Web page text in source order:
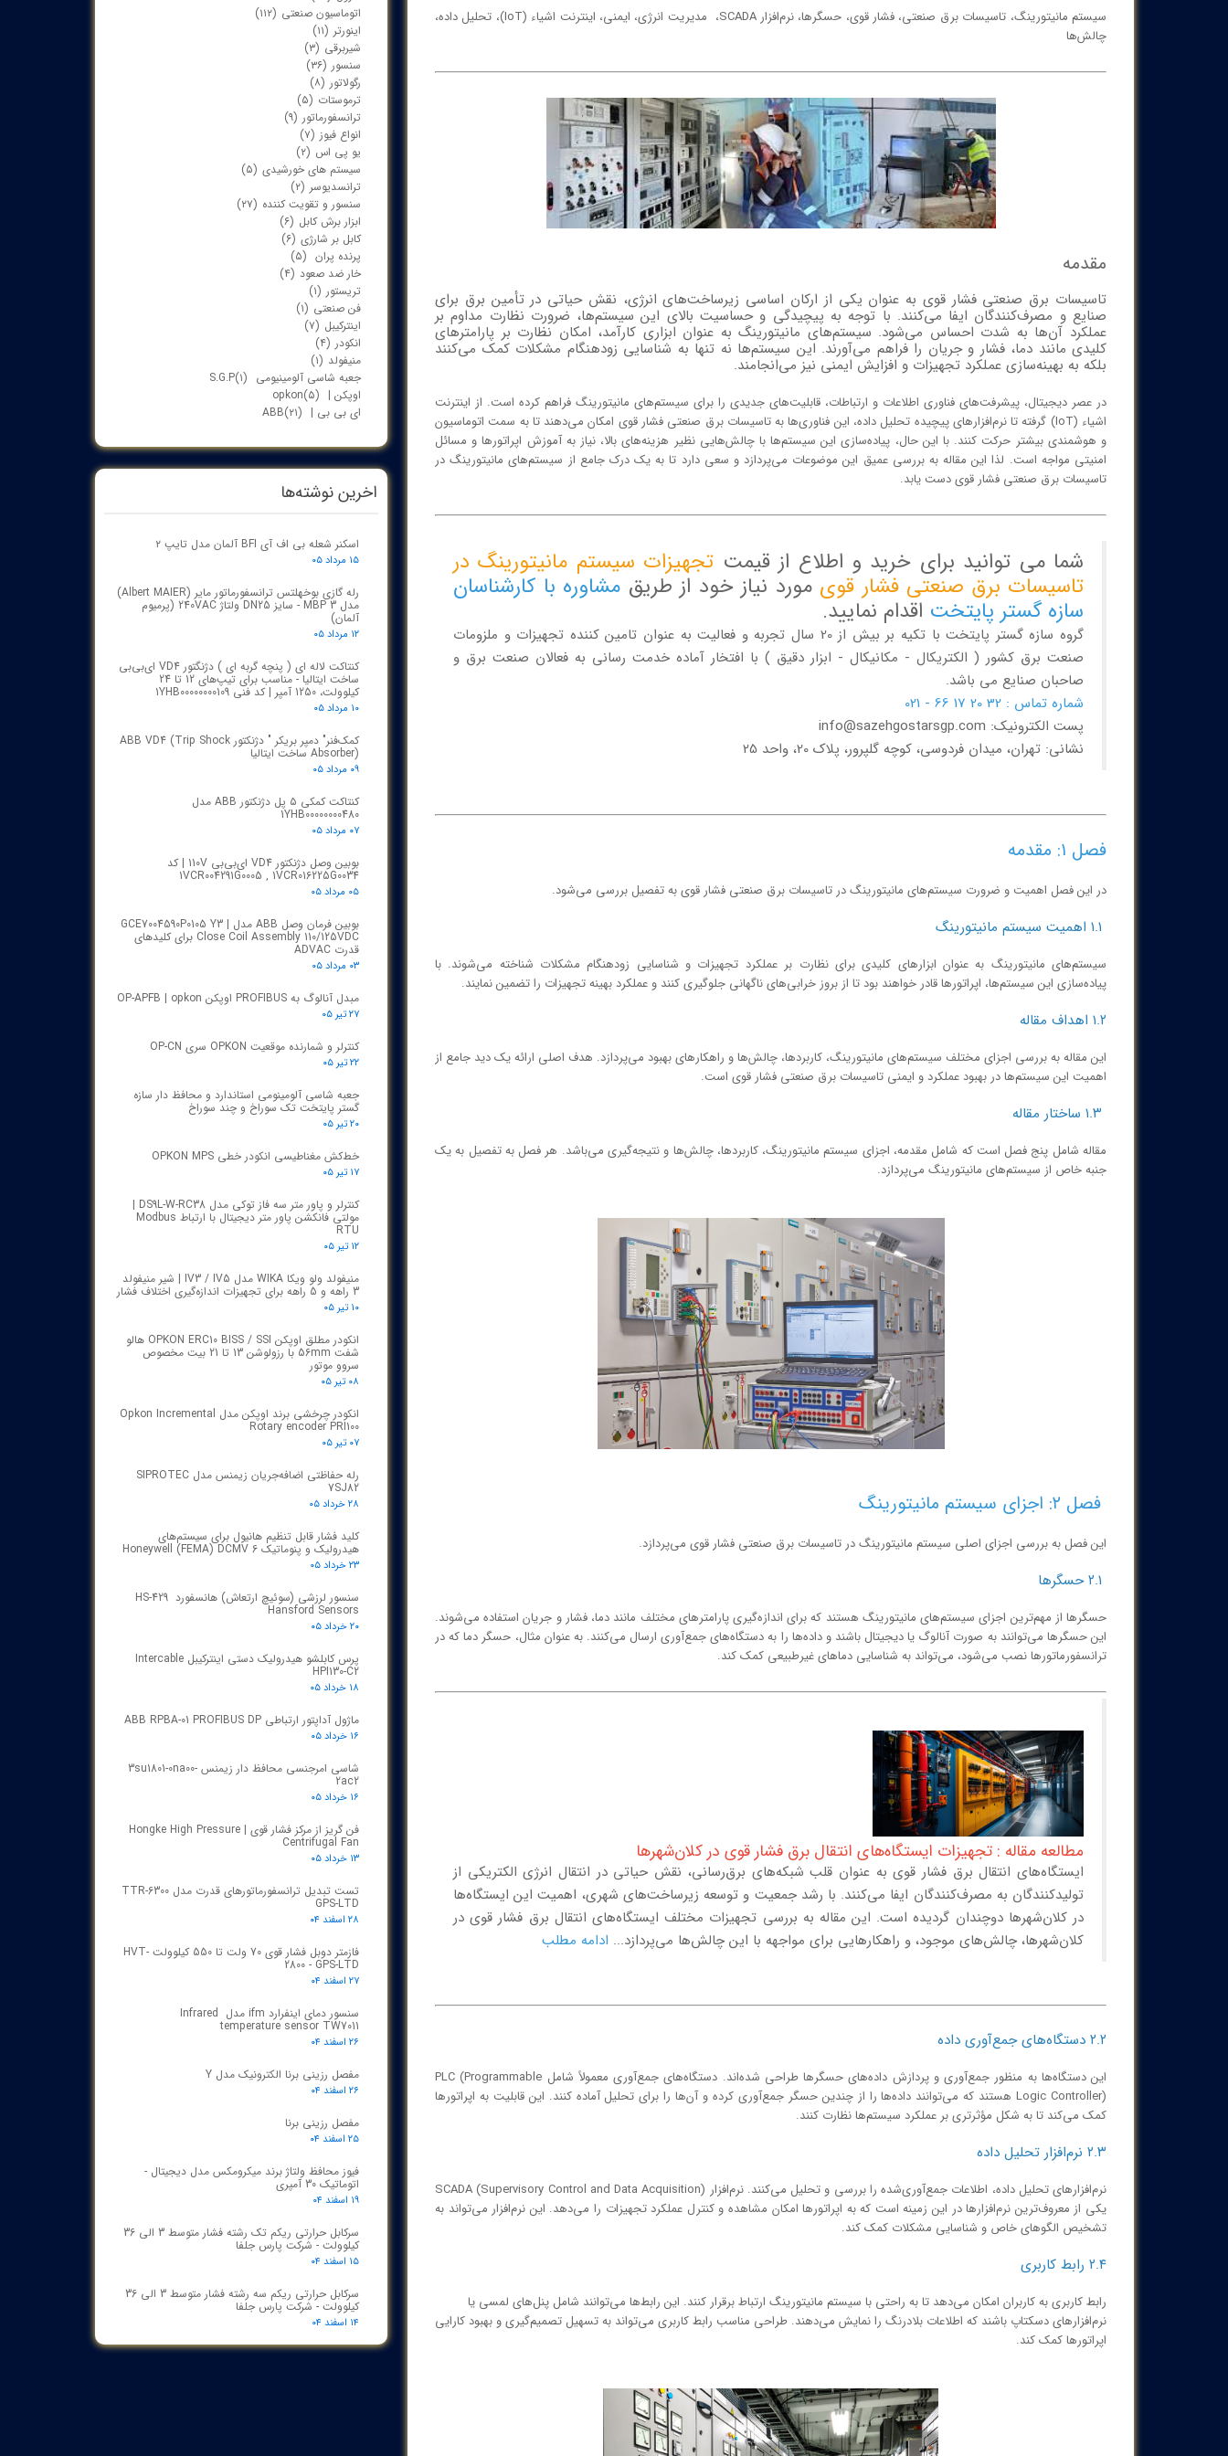
سیستم مانیتورینگ، تاسیسات برق صنعتی، فشار قوی، حسگرها، نرم‌افزار SCADA، مدیریت انرژی، ایمنی، اینترنت اشیاء (IoT)، تحلیل داده،
چالش‌ها
مقدمه
تاسیسات برق صنعتی فشار قوی به عنوان یکی از ارکان اساسی زیرساخت‌های انرژی، نقش حیاتی در تأمین برق برای
صنایع و مصرف‌کنندگان ایفا می‌کنند. با توجه به پیچیدگی و حساسیت بالای این سیستم‌ها، ضرورت نظارت مداوم بر
عملکرد آن‌ها به شدت احساس می‌شود. سیستم‌های مانیتورینگ به عنوان ابزاری کارآمد، امکان نظارت بر پارامترهای
کلیدی مانند دما، فشار و جریان را فراهم می‌آورند. این سیستم‌ها نه تنها به شناسایی زودهنگام مشکلات کمک می‌کنند
بلکه به بهینه‌سازی عملکرد تجهیزات و افزایش ایمنی نیز می‌انجامند.
در عصر دیجیتال، پیشرفت‌های فناوری اطلاعات و ارتباطات، قابلیت‌های جدیدی را برای سیستم‌های مانیتورینگ فراهم کرده است. از اینترنت
اشیاء (IoT) گرفته تا نرم‌افزارهای پیچیده تحلیل داده، این فناوری‌ها به تاسیسات برق صنعتی فشار قوی امکان می‌دهند تا به سمت اتوماسیون
و هوشمندی بیشتر حرکت کنند. با این حال، پیاده‌سازی این سیستم‌ها با چالش‌هایی نظیر هزینه‌های بالا، نیاز به آموزش اپراتورها و مسائل
امنیتی مواجه است. لذا این مقاله به بررسی عمیق این موضوعات می‌پردازد و سعی دارد تا به یک درک جامع از سیستم‌های مانیتورینگ در
تاسیسات برق صنعتی فشار قوی دست یابد.
شما می توانید برای خرید و اطلاع از قیمت تجهیزات سیستم مانیتورینگ در
تاسیسات برق صنعتی فشار قوی مورد نیاز خود از طریق مشاوره با کارشناسان
سازه گستر پایتخت اقدام نمایید.
گروه سازه گستر پایتخت با تکیه بر بیش از 20 سال تجربه و فعالیت به عنوان تامین کننده تجهیزات و ملزومات
صنعت برق کشور ( الکتریکال - مکانیکال - ابزار دقیق ) با افتخار آماده خدمت رسانی به فعالان صنعت برق و
صاحبان صنایع می باشد.
شماره تماس : 32 20 17 66 - 021
پست الکترونیک: info@sazehgostarsgp.com
نشانی: تهران، میدان فردوسی، کوچه گلپرور، پلاک 20، واحد 25
فصل ۱: مقدمه
در این فصل اهمیت و ضرورت سیستم‌های مانیتورینگ در تاسیسات برق صنعتی فشار قوی به تفصیل بررسی می‌شود.
سیستم‌های مانیتورینگ به عنوان ابزارهای کلیدی برای نظارت بر عملکرد تجهیزات و شناسایی زودهنگام مشکلات شناخته می‌شوند. با
پیاده‌سازی این سیستم‌ها، اپراتورها قادر خواهند بود تا از بروز خرابی‌های ناگهانی جلوگیری کنند و عملکرد بهینه تجهیزات را تضمین نمایند.
۱.۲ اهداف مقاله
این مقاله به بررسی اجزای مختلف سیستم‌های مانیتورینگ، کاربردها، چالش‌ها و راهکارهای بهبود می‌پردازد. هدف اصلی ارائه یک دید جامع از
اهمیت این سیستم‌ها در بهبود عملکرد و ایمنی تاسیسات برق صنعتی فشار قوی است.
مقاله شامل پنج فصل است که شامل مقدمه، اجزای سیستم مانیتورینگ، کاربردها، چالش‌ها و نتیجه‌گیری می‌باشد. هر فصل به تفصیل به یک
جنبه خاص از سیستم‌های مانیتورینگ می‌پردازد.
فصل ۲: اجزای سیستم مانیتورینگ
این فصل به بررسی اجزای اصلی سیستم مانیتورینگ در تاسیسات برق صنعتی فشار قوی می‌پردازد.
حسگرها از مهم‌ترین اجزای سیستم‌های مانیتورینگ هستند که برای اندازه‌گیری پارامترهای مختلف مانند دما، فشار و جریان استفاده می‌شوند.
این حسگرها می‌توانند به صورت آنالوگ یا دیجیتال باشند و داده‌ها را به دستگاه‌های جمع‌آوری ارسال می‌کنند. به عنوان مثال، حسگر دما که در
ترانسفورماتورها نصب می‌شود، می‌تواند به شناسایی دماهای غیرطبیعی کمک کند.
مطالعه مقاله : تجهیزات ایستگاه‌های انتقال برق فشار قوی در کلان‌شهرها
ایستگاه‌های انتقال برق فشار قوی به عنوان قلب شبکه‌های برق‌رسانی، نقش حیاتی در انتقال انرژی الکتریکی از
تولیدکنندگان به مصرف‌کنندگان ایفا می‌کنند. با رشد جمعیت و توسعه زیرساخت‌های شهری، اهمیت این ایستگاه‌ها
در کلان‌شهرها دوچندان گردیده است. این مقاله به بررسی تجهیزات مختلف ایستگاه‌های انتقال برق فشار قوی در
کلان‌شهرها، چالش‌های موجود، و راهکارهایی برای مواجهه با این چالش‌ها می‌پردازد... ادامه مطلب
۲.۲ دستگاه‌های جمع‌آوری داده
این دستگاه‌ها به منظور جمع‌آوری و پردازش داده‌های حسگرها طراحی شده‌اند. دستگاه‌های جمع‌آوری معمولاً شامل PLC (Programmable
Logic Controller) هستند که می‌توانند داده‌ها را از چندین حسگر جمع‌آوری کرده و آن‌ها را برای تحلیل آماده کنند. این قابلیت به اپراتورها
کمک می‌کند تا به شکل مؤثرتری بر عملکرد سیستم‌ها نظارت کنند.
۲.۳ نرم‌افزار تحلیل داده
نرم‌افزارهای تحلیل داده، اطلاعات جمع‌آوری‌شده را بررسی و تحلیل می‌کنند. نرم‌افزار SCADA (Supervisory Control and Data Acquisition)
یکی از معروف‌ترین نرم‌افزارها در این زمینه است که به اپراتورها امکان مشاهده و کنترل عملکرد تجهیزات را می‌دهد. این نرم‌افزار می‌تواند به
تشخیص الگوهای خاص و شناسایی مشکلات کمک کند.
۲.۴ رابط کاربری
رابط کاربری به کاربران امکان می‌دهد تا به راحتی با سیستم مانیتورینگ ارتباط برقرار کنند. این رابط‌ها می‌توانند شامل پنل‌های لمسی یا
نرم‌افزارهای دسکتاپ باشند که اطلاعات بلادرنگ را نمایش می‌دهند. طراحی مناسب رابط کاربری می‌تواند به تسهیل تصمیم‌گیری و بهبود کارایی
اپراتورها کمک کند.
اتوماسیون صنعتی (۱۱۲)
اینورتر (۱۱)
شیربرقی (۳)
سنسور (۳۶)
رگولاتور (۸)
ترموستات (۵)
ترانسفورماتور (۹)
انواع فیوز (۷)
یو پی اس (۲)
سیستم های خورشیدی (۵)
ترانسدیوسر (۲)
سنسور و تقویت کننده (۲۷)
ابزار برش کابل (۶)
کابل بر شارژی (۶)
پرنده پران (۵)
خار ضد صعود (۴)
تریستور (۱)
فن صنعتی (۱)
اینترکیبل (۷)
انکودر (۴)
منیفولد (۱)
جعبه شاسی آلومینیومی S.G.P (۱)
اوپکن | opkon (۵)
ای بی بی | ABB (۲۱)
اخرین نوشته‌ها
اسکنر شعله بی اف آی BFI آلمان مدل تایپ ۲
۱۵ مرداد ۰۵
رله گازی بوخهلتس ترانسفورماتور مایر (Albert MAIER)
مدل MBP 3 - سایز DN25 ولتاژ 240VAC (پرمیوم
آلمان)
۱۲ مرداد ۰۵
کنتاکت لاله ای ( پنچه گربه ای ) دژنگتور VD4 ای‌بی‌بی
ساخت ایتالیا - مناسب برای تیپ‌های 12 تا 24
کیلوولت، 1250 آمپر | کد فنی 1YHB00000000109
۱۰ مرداد ۰۵
کمک‌فنر" دمپر بریکر " دژنکتور ABB VD4 (Trip Shock
Absorber) ساخت ایتالیا
۰۹ مرداد ۰۵
کنتاکت کمکی ۵ پل دژنکتور ABB مدل
1YHB00000000480
۰۷ مرداد ۰۵
بوبین وصل دژنکتور VD4 ای‌بی‌بی 110V | کد
1VCR004291G0005 , 1VCR016225G0034
۰۵ مرداد ۰۵
بوبین فرمان وصل ABB مدل GCE7004590P0105 Y3 |
Close Coil Assembly 110/125VDC برای کلیدهای
قدرت ADVAC
۰۳ مرداد ۰۵
مبدل آنالوگ به PROFIBUS اوپکن OP-APFB | opkon
۲۷ تیر ۰۵
کنترلر و شمارنده موقعیت OPKON سری OP-CN
۲۲ تیر ۰۵
جعبه شاسی آلومینومی استاندارد و محافظ دار سازه
گستر پایتخت تک سوراخ و چند سوراخ
۲۰ تیر ۰۵
خط‌کش مغناطیسی انکودر خطی OPKON MPS
۱۷ تیر ۰۵
کنترلر و پاور متر سه فاز توکی مدل DS9L-W-RC38 |
مولتی فانکشن پاور متر دیجیتال با ارتباط Modbus
RTU
۱۲ تیر ۰۵
منیفولد ولو ویکا WIKA مدل IV3 / IV5 | شیر منیفولد
3 راهه و 5 راهه برای تجهیزات اندازه‌گیری اختلاف فشار
۱۰ تیر ۰۵
انکودر مطلق اوپکن OPKON ERC10 BISS / SSI هالو
شفت 56mm با رزولوشن 13 تا 21 بیت مخصوص
سروو موتور
۰۸ تیر ۰۵
انکودر چرخشی برند اوپکن مدل Opkon Incremental
Rotary encoder PRI100
۰۷ تیر ۰۵
رله حفاظتی اضافه‌جریان زیمنس مدل SIPROTEC
7SJ82
۲۸ خرداد ۰۵
کلید فشار قابل تنظیم هانیول برای سیستم‌های
هیدرولیک و پنوماتیک Honeywell (FEMA) DCMV 6
۲۳ خرداد ۰۵
سنسور لرزشی (سوئیچ ارتعاش) هانسفورد HS-429
Hansford Sensors
۲۰ خرداد ۰۵
پرس کابلشو هیدرولیک دستی اینترکیبل Intercable
HPI130-C2
۱۸ خرداد ۰۵
ماژول آداپتور ارتباطی ABB RPBA-01 PROFIBUS DP
۱۶ خرداد ۰۵
شاسی امرجنسی محافظ دار زیمنس 3su1801-0na00-
2ac2
۱۶ خرداد ۰۵
فن گریز از مرکز فشار قوی | Hongke High Pressure
Centrifugal Fan
۱۳ خرداد ۰۵
تست تبدیل ترانسفورماتورهای قدرت مدل TTR‑6300
GPS‑LTD
۲۸ اسفند ۰۴
فازمتر دوبل فشار قوی 70 ولت تا 550 کیلوولت HVT-
2800 - GPS-LTD
۲۷ اسفند ۰۴
سنسور دمای اینفرارد ifm مدل Infrared
temperature sensor TW7011
۲۶ اسفند ۰۴
مفصل رزینی برنا الکترونیک مدل Y
۲۶ اسفند ۰۴
مفصل رزینی برنا
۲۵ اسفند ۰۴
فیوز محافظ ولتاژ برند میکرومکس مدل دیجیتال -
اتوماتیک 30 آمپری
۱۹ اسفند ۰۴
سرکابل حرارتی ریکم تک رشته فشار متوسط 3 الی 36
کیلوولت - شرکت پارس جلفا
۱۵ اسفند ۰۴
سرکابل حرارتی ریکم سه رشته فشار متوسط 3 الی 36
کیلوولت - شرکت پارس جلفا
۱۴ اسفند ۰۴